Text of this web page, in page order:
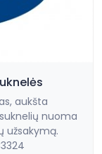
aukšta
nuoma
užsakymą.